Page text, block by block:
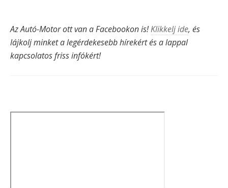
Az Autó-Motor ott van a Facebookon is!Klikkelj ide, és
lájkolj minket a legérdekesebb hírekért és a lappal
kapcsolatos friss infókért!